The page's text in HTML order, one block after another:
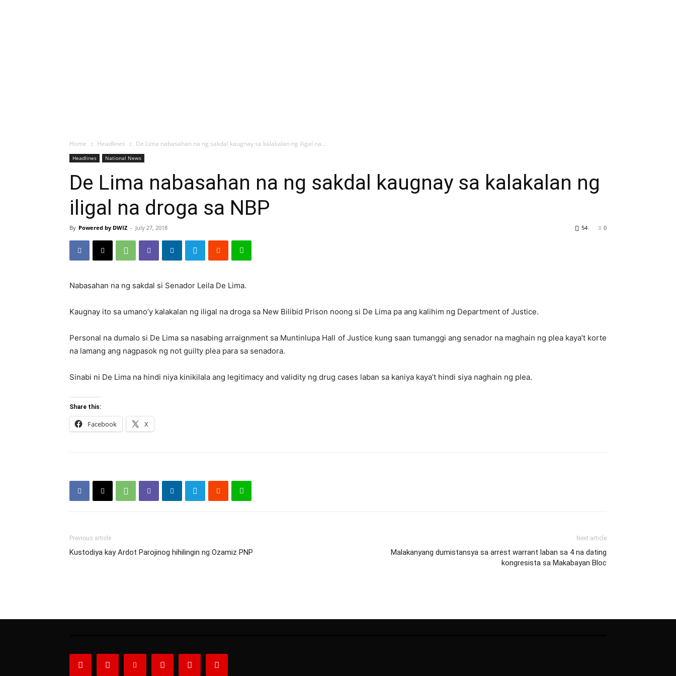
Home Headlines De Lima nabasahan na ng sakdal kaugnay sa kalakalan ng iligal na...
Headlines National News
De Lima nabasahan na ng sakdal kaugnay sa kalakalan ng
iligal na droga sa NBP
By Powered by DWIZ - July 27, 2018 0
54
Nabasahan na ng sakdal si Senador Leila De Lima.
Kaugnay ito sa umano’y kalakalan ng iligal na droga sa New Bilibid Prison noong si De Lima pa ang kalihim ng Department of Justice.
Personal na dumalo si De Lima sa nasabing arraignment sa Muntinlupa Hall of Justice kung saan tumanggi ang senador na maghain ng plea kaya’t korte
na lamang ang nagpasok ng not guilty plea para sa senadora.
Sinabi ni De Lima na hindi niya kinikilala ang legitimacy and validity ng drug cases laban sa kaniya kaya’t hindi siya naghain ng plea.
Share this:
Facebook X
Previous article
Kustodiya kay Ardot Parojinog hihilingin ng Ozamiz PNP
Next article
Malakanyang dumistansya sa arrest warrant laban sa 4 na dating
kongresista sa Makabayan Bloc